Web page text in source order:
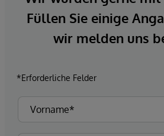
Füllen Sie einige
wir melden uns
*Erforderliche Felder